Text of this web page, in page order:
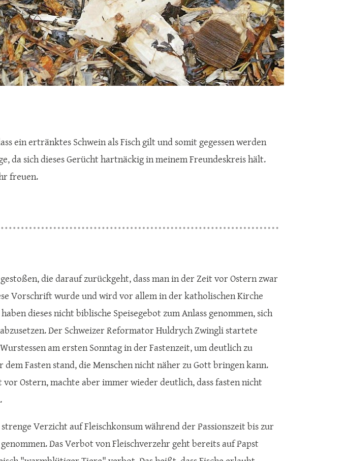
ein ertränktes Schwein als Fisch gilt und somit gegessen werden
da sich dieses Gerücht hartnäckig in meinem Freundeskreis hält.
freuen.
die darauf zurückgeht, dass man in der Zeit vor Ostern zwar
Vorschrift wurde und wird vor allem in der katholischen Kirche
dieses nicht biblische Speisegebot zum Anlass genommen, sich
Der Schweizer Reformator Huldrych Zwingli startete
am ersten Sonntag in der Fastenzeit, um deutlich zu
Fasten stand, die Menschen nicht näher zu Gott bringen kann.
Ostern, machte aber immer wieder deutlich, dass fasten nicht
Verzicht auf Fleischkonsum während der Passionszeit bis zur
Das Verbot von Fleischverzehr geht bereits auf Papst